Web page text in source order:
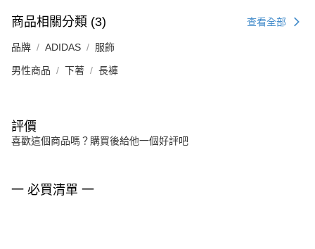
商品相關分類 (3) 查看全部
品牌 ADIDAS 服飾
男性商品 下著 長褲
評價
喜歡這個商品嗎？購買後給他一個好評吧
一 必買清單 一